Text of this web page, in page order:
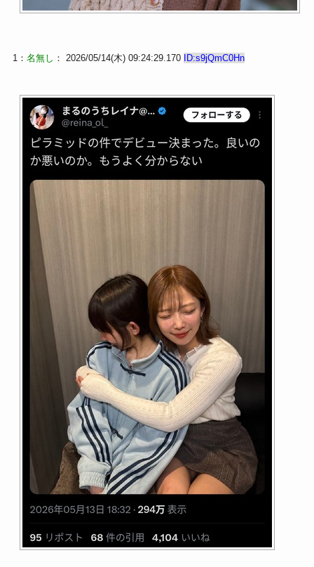
【MGS15周年記念 100円セール】超長時間作品も含
【速報】ジャンポケ斎藤、求刑7年ｗｗｗｗｗ
【動画】女Uber配達員さん、露出チャレンジに挑戦
してしまうｗｗｗｗ
Powered by livedoor 相互RSS
1： 名無し ： 2026/05/14(木) 09:24:29.170 ID:s9jQmC0Hn